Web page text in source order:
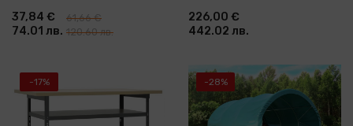
37,84 €
74.01 лв.
61,66 €
120.60 лв.
226,00 €
442.02 лв.
-17% -28%